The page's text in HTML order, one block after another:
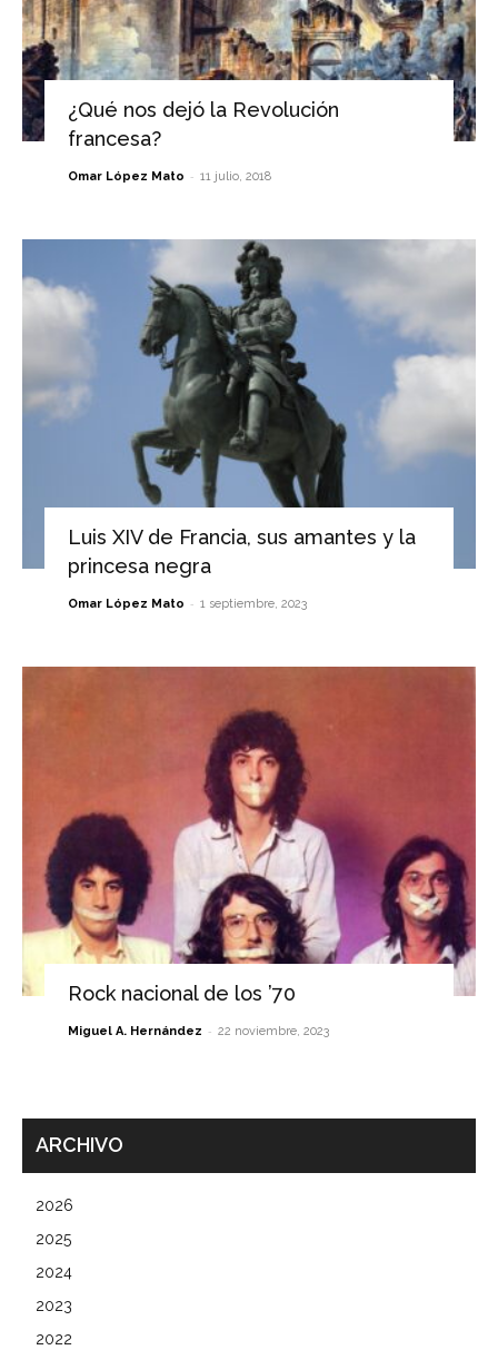
¿Qué nos dejó la Revolución
francesa?
Omar López Mato - 11 julio, 2018
Luis XIV de Francia, sus amantes y la
princesa negra
Omar López Mato - 1 septiembre, 2023
Rock nacional de los ’70
Miguel A. Hernández - 22 noviembre, 2023
ARCHIVO
2026
2025
2024
2023
2022